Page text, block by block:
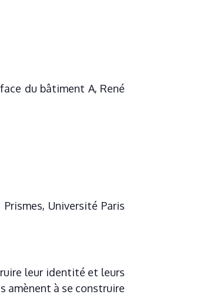
du bâtiment A, René
Université Paris
leur identité et leurs
amènent à se construire